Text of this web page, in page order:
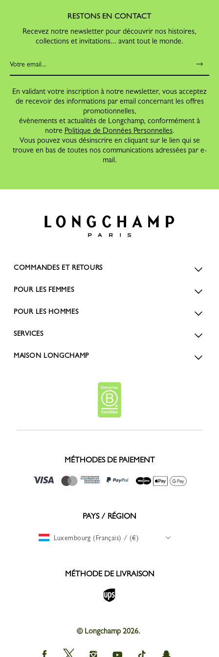
RESTONS EN CONTACT
Recevez notre newsletter pour découvrir nos histoires,
collections et invitations... avant tout le monde.
En validant votre inscription à notre newsletter, vous acceptez
de recevoir des informations par email concernant les offres
promotionnelles,
évènements et actualités de Longchamp, conformément à
notre Politique de Données Personnelles.
Vous pouvez vous désinscrire en cliquant sur le lien qui se
trouve en bas de toutes nos communications adressées par e-
mail.
COMMANDES ET RETOURS
POUR LES FEMMES
POUR LES HOMMES
SERVICES
MAISON LONGCHAMP
MÉTHODES DE PAIEMENT
PAYS / RÉGION
Luxembourg (Français) / (€)
MÉTHODE DE LIVRAISON
© Longchamp 2026.
LongchampLongchampLongchampLongchampLongchampLongchamp